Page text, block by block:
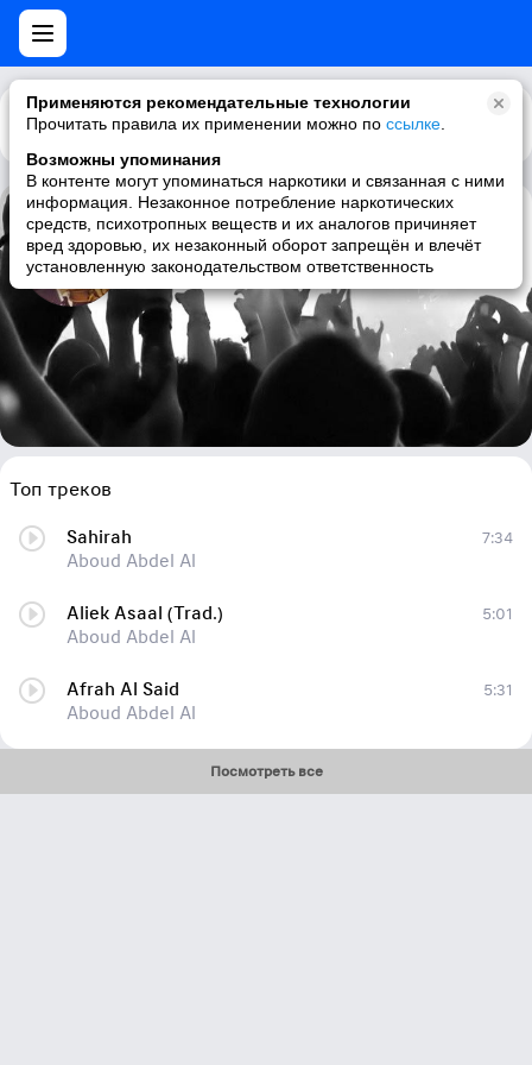
Применяются рекомендательные технологии
Прочитать правила их применении можно по ссылке
Возможны упоминания
В контенте могут упоминаться наркотики и связанная с ними
информация. Незаконное потребление наркотических
средств, психотропных веществ и их аналогов причиняет
вред здоровью, их незаконный оборот запрещён и влечёт
установленную законодательством ответственность
Каталог Рекомендации
Aboud Abdel Al
arabian
Топ треков
Sahirah
Aboud Abdel Al
7:34
Aliek Asaal (Trad.)
Aboud Abdel Al
5:01
Afrah Al Said
Aboud Abdel Al
5:31
Посмотреть все